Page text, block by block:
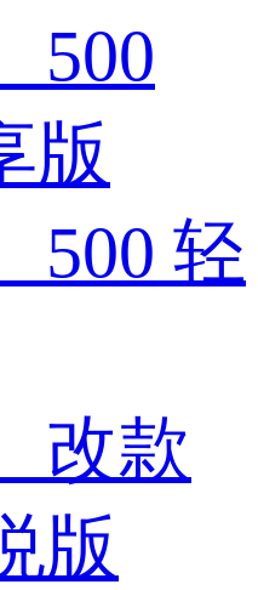
500
版
500 轻
改款
版